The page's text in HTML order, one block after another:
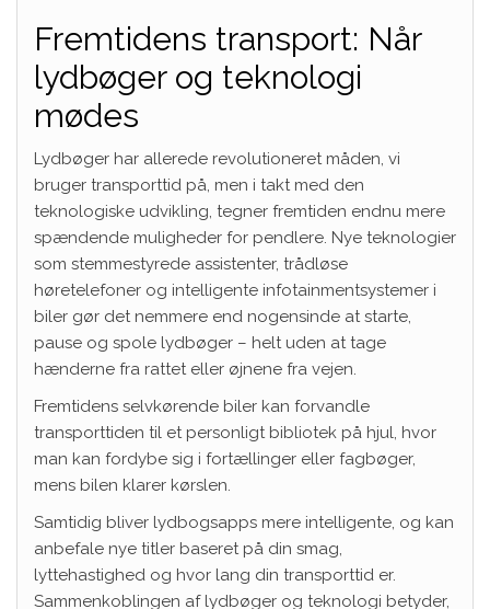
Fremtidens transport: Når
lydbøger og teknologi
mødes
Lydbøger har allerede revolutioneret måden, vi
bruger transporttid på, men i takt med den
teknologiske udvikling, tegner fremtiden endnu mere
spændende muligheder for pendlere. Nye teknologier
som stemmestyrede assistenter, trådløse
høretelefoner og intelligente infotainmentsystemer i
biler gør det nemmere end nogensinde at starte,
pause og spole lydbøger – helt uden at tage
hænderne fra rattet eller øjnene fra vejen.
Fremtidens selvkørende biler kan forvandle
transporttiden til et personligt bibliotek på hjul, hvor
man kan fordybe sig i fortællinger eller fagbøger,
mens bilen klarer kørslen.
Samtidig bliver lydbogsapps mere intelligente, og kan
anbefale nye titler baseret på din smag,
lyttehastighed og hvor lang din transporttid er.
Sammenkoblingen af lydbøger og teknologi betyder,